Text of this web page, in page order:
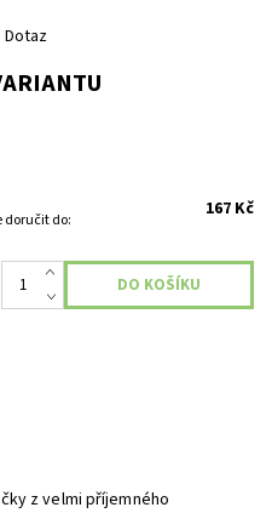
Dotaz
doručit do:
167 Kč
z velmi příjemného